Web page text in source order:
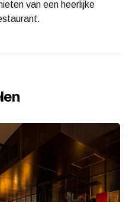
van een heerlijke